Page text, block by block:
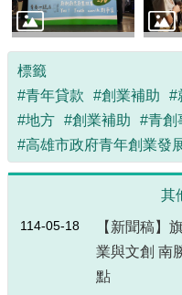
標籤
#青年貸款
#創業補助 #
#地方 #創業補助 #青創
#高雄市政府青年創業發
其
114-05-18
【新聞稿】
業與文創 南
點